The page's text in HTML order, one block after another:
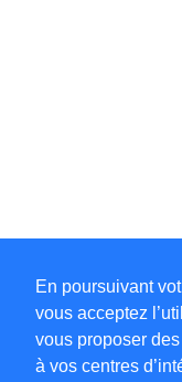
En poursuivant
vous acceptez
vous proposer
à vos centres